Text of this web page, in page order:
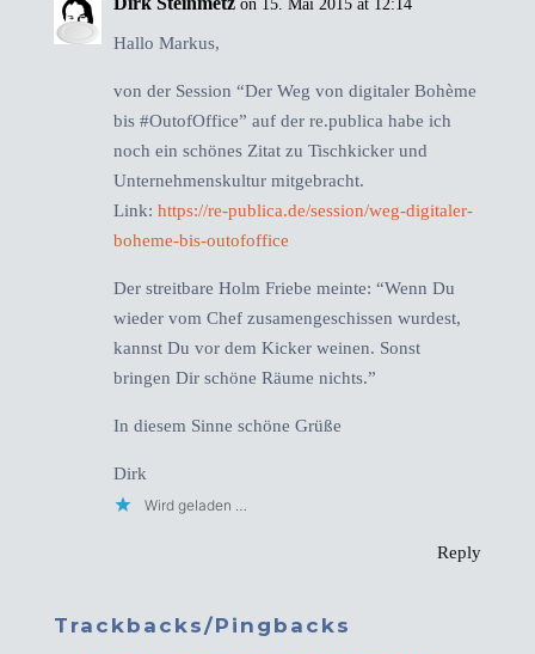
on 15. Mai 2015 at 12:14
Hallo Markus,
von der Session “Der Weg von digitaler Bohème
bis #OutofOffice” auf der re.publica habe ich
noch ein schönes Zitat zu Tischkicker und
Unternehmenskultur mitgebracht.
Link: https://re-publica.de/session/weg-digitaler-
boheme-bis-outofoffice
Der streitbare Holm Friebe meinte: “Wenn Du
wieder vom Chef zusamengeschissen wurdest,
kannst Du vor dem Kicker weinen. Sonst
bringen Dir schöne Räume nichts.”
In diesem Sinne schöne Grüße
Dirk
Wird geladen …
Reply
Trackbacks/Pingbacks